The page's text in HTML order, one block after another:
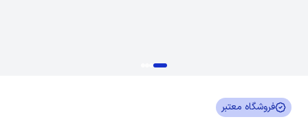
فروشگاه معتبر